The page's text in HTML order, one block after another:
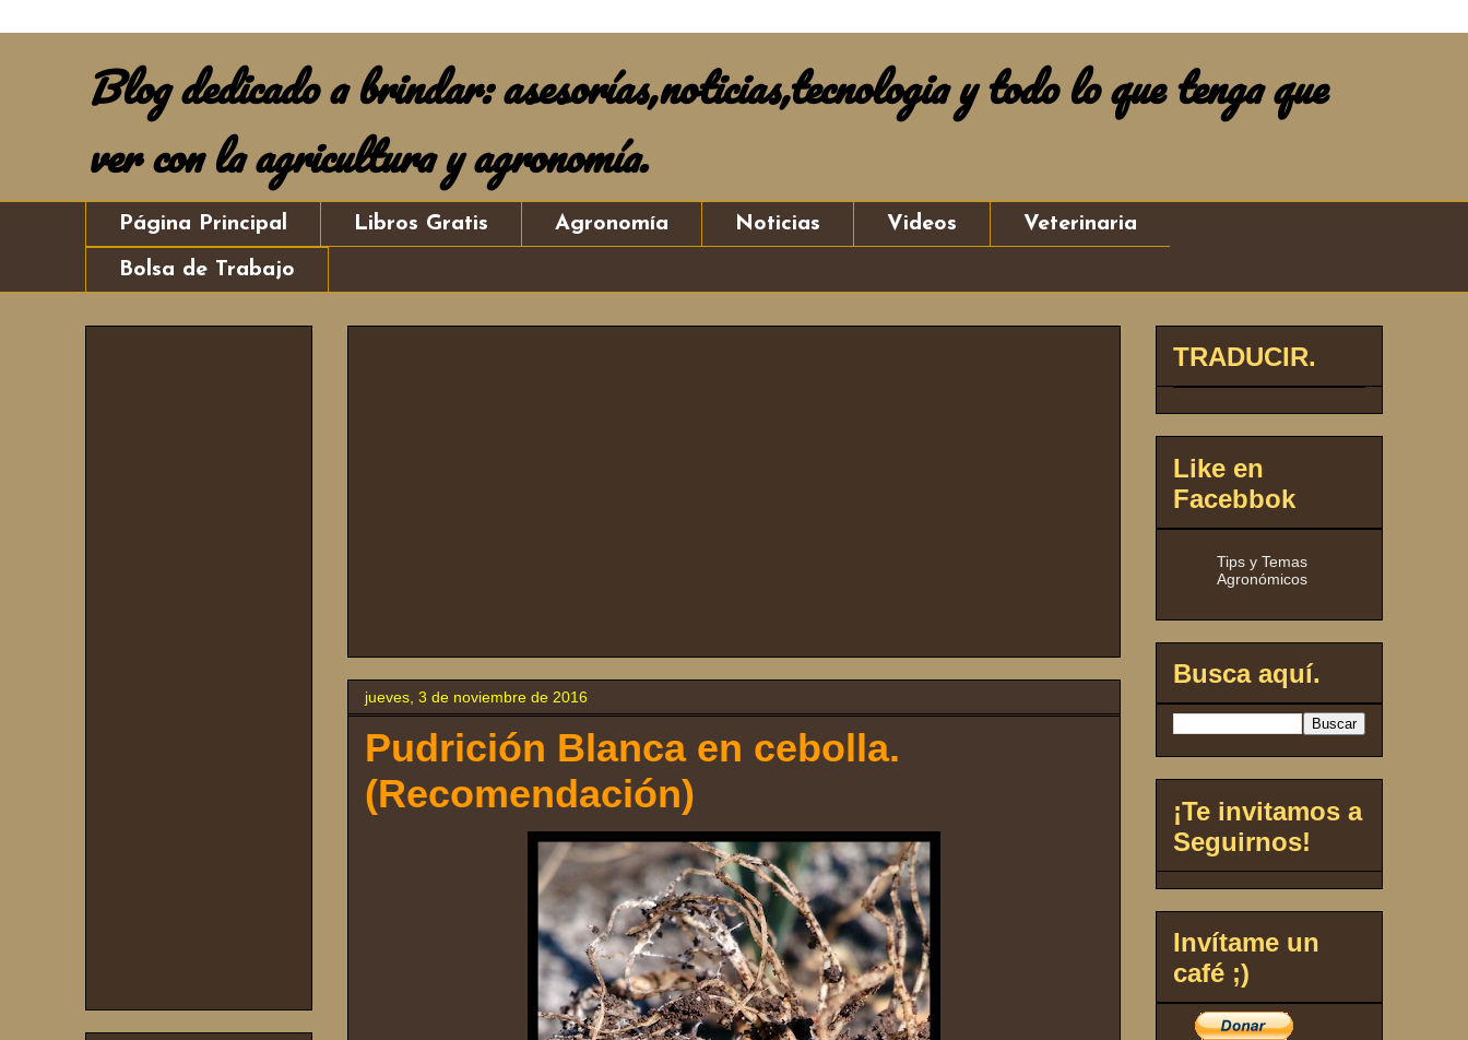
Blog dedicado a brindar: asesorías,noticias,tecnologia y todo lo que tenga que
ver con la agricultura y agronomía.
Página Principal Libros Gratis Agronomía Noticias Videos Veterinaria
Bolsa de Trabajo
jueves, 3 de noviembre de 2016
Pudrición Blanca en cebolla.
(Recomendación)
TRADUCIR.
Like en
Facebbok
Tips y Temas
Agronómicos
Busca aquí.
¡Te invitamos a
Seguirnos!
Invítame un
café ;)